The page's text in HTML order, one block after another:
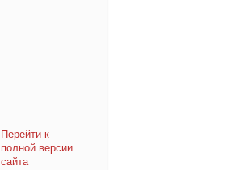
Перейти к
полной версии
сайта